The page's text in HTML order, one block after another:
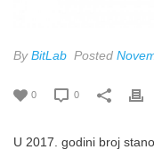
ByBitLab Posted
0 0
U 2017. godini broj